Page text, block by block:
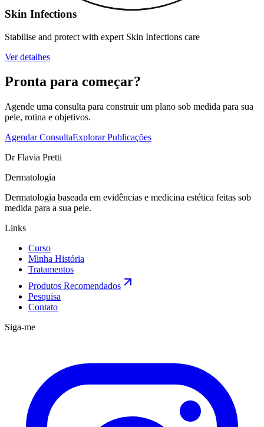
Skin Infections
Stabilise and protect with expert Skin Infections care
Ver detalhes
Pronta para começar?
Agende uma consulta para construir um plano sob medida para sua
pele, rotina e objetivos.
Agendar ConsultaExplorar Publicações
Dr Flavia Pretti
Dermatologia
Dermatologia baseada em evidências e medicina estética feitas sob
medida para a sua pele.
Links
Curso
Minha História
Tratamentos
Produtos Recomendados
Pesquisa
Contato
Siga-me